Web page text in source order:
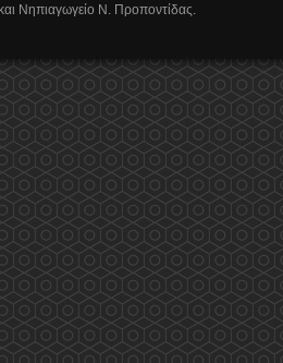
Νηπιαγωγείο Ν. Προποντίδας.